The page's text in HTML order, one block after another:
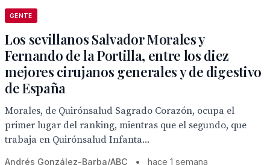
GENTE
Los sevillanos Salvador Morales y
Fernando de la Portilla, entre los diez
mejores cirujanos generales y de digestivo
de España
Morales, de Quirónsalud Sagrado Corazón, ocupa el
primer lugar del ranking, mientras que el segundo, que
trabaja en Quirónsalud Infanta...
Andrés González-Barba/ABC • hace 1 semana